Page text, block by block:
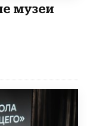
музеи